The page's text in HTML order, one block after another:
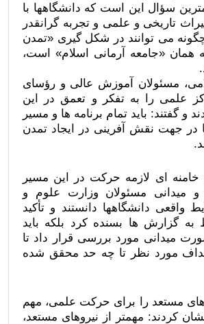
سؤال این است که دانشگاهها با
تاریخی و علمی و تجربه گرانقدر
چگونه می توانند در شکل گیری «تمدن
همان «جامعه آرمانی اسلام» است،
مسئولان آموزش عالی و رؤسای
علمی را به تفکر و تعمق در این
و گفتند: باید تمام برنامه ها و مسیر
در جهت نقش آفرینی در ایجاد تمدن
ای لازمه حرکت در این مسیر
و میدانی مسئولان وزارت علوم و
واقعی دانشگاهها دانستند و تأکید
به گزارش ها بسنده کرد بلکه باید
میدانی مورد بررسی قرار داد تا
مورد نظر تا چه حد محقق شده
مستعد را برای حرکت علمی، مهم
کردند: مهمتر از نیروهای مستعد،